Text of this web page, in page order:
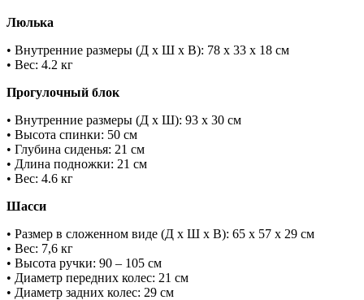
Люлька
• Внутренние размеры (Д х Ш х В): 78 х 33 х 18 см
• Вес: 4.2 кг
Прогулочный блок
• Внутренние размеры (Д х Ш): 93 х 30 см
• Высота спинки: 50 см
• Глубина сиденья: 21 см
• Длина подножки: 21 см
• Вес: 4.6 кг
Шасси
• Размер в сложенном виде (Д х Ш х В): 65 x 57 x 29 см
• Вес: 7,6 кг
• Высота ручки: 90 – 105 см
• Диаметр передних колес: 21 см
• Диаметр задних колес: 29 см